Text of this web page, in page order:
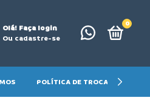
Olá! Faça login
Ou cadastre-se
0
POLÍTICA DE TROCA E